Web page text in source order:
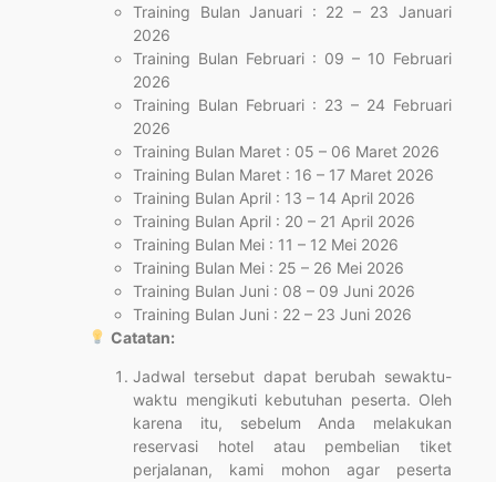
Training Bulan Januari : 22 – 23 Januari
2026
Training Bulan Februari : 09 – 10 Februari
2026
Training Bulan Februari : 23 – 24 Februari
2026
Training Bulan Maret : 05 – 06 Maret 2026
Training Bulan Maret : 16 – 17 Maret 2026
Training Bulan April : 13 – 14 April 2026
Training Bulan April : 20 – 21 April 2026
Training Bulan Mei : 11 – 12 Mei 2026
Training Bulan Mei : 25 – 26 Mei 2026
Training Bulan Juni : 08 – 09 Juni 2026
Training Bulan Juni : 22 – 23 Juni 2026
Catatan:
Jadwal tersebut dapat berubah sewaktu-
waktu mengikuti kebutuhan peserta. Oleh
karena itu, sebelum Anda melakukan
reservasi hotel atau pembelian tiket
perjalanan, kami mohon agar peserta